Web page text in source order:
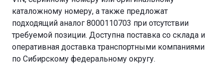
каталожному номеру, а также предложат
подходящий аналог 8000110703 при отсутствии
требуемой позиции. Доступна поставка со склада и
оперативная доставка транспортными компаниями
по Сибирскому федеральному округу.